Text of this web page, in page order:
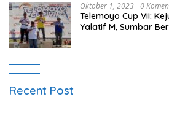
Oktober 1, 2023 0
Telemoyo Cup VII:
Yalatif M, Sumbar
Recent Post